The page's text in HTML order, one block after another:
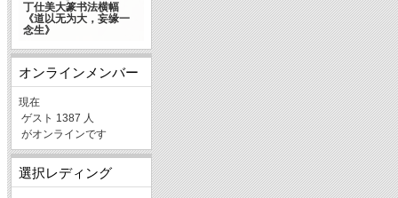
丁仕美大篆书法横幅
《道以无为大，妄缘一
念生》
オンラインメンバー
現在
ゲスト 1387 人
がオンラインです
選択レディング